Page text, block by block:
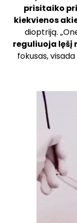
prisitaiko
kiekvienos
dioptriją.
reguliuoja lęšį
fokusas,